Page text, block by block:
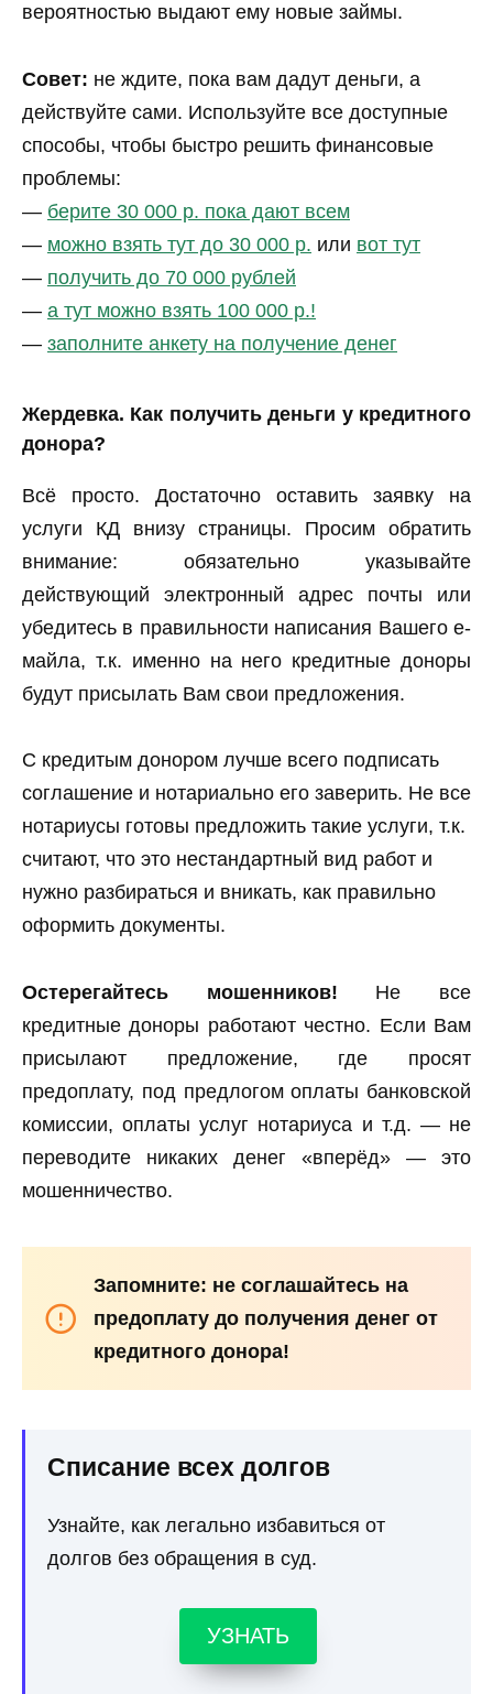
вероятностью выдают ему новые займы.
Совет: не ждите, пока вам дадут деньги, а
действуйте сами. Используйте все доступные
способы, чтобы быстро решить финансовые
проблемы:
— берите 30 000 р. пока дают всем
— можно взять тут до 30 000 р. или вот тут
— получить до 70 000 рублей
— а тут можно взять 100 000 р.!
— заполните анкету на получение денег
Жердевка. Как получить деньги у кредитного
донора?
Всё просто. Достаточно оставить заявку на
услуги КД внизу страницы. Просим обратить
внимание: обязательно указывайте
действующий электронный адрес почты или
убедитесь в правильности написания Вашего е-
майла, т.к. именно на него кредитные доноры
будут присылать Вам свои предложения.
С кредитым донором лучше всего подписать
соглашение и нотариально его заверить. Не все
нотариусы готовы предложить такие услуги, т.к.
считают, что это нестандартный вид работ и
нужно разбираться и вникать, как правильно
оформить документы.
Остерегайтесь мошенников! Не все
кредитные доноры работают честно. Если Вам
присылают предложение, где просят
предоплату, под предлогом оплаты банковской
комиссии, оплаты услуг нотариуса и т.д. — не
переводите никаких денег «вперёд» — это
мошенничество.
Запомните: не соглашайтесь на
предоплату до получения денег от
кредитного донора!
Списание всех долгов
Узнайте, как легально избавиться от
долгов без обращения в суд.
УЗНАТЬ